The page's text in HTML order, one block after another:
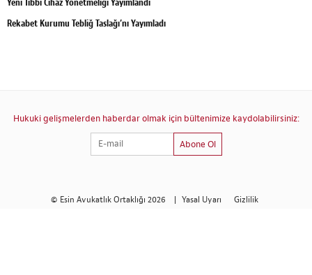
Rekabet Kurumu Tebliğ Taslağı’nı Yayımladı
Hukuki gelişmelerden haberdar olmak için bültenimize kaydolabilirsiniz:
Abone Ol
© Esin Avukatlık Ortaklığı 2026 | Yasal Uyarı Gizlilik